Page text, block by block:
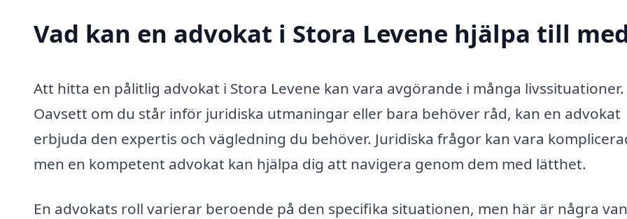
Vad kan en advokat i Stora Levene hjälpa till
Att hitta en pålitlig advokat i Stora Levene kan vara avgörande i många livssituationer.
Oavsett om du står inför juridiska utmaningar eller bara behöver råd, kan en advokat
erbjuda den expertis och vägledning du behöver. Juridiska frågor kan vara
men en kompetent advokat kan hjälpa dig att navigera genom dem med lätthet.
En advokats roll varierar beroende på den specifika situationen, men här är några